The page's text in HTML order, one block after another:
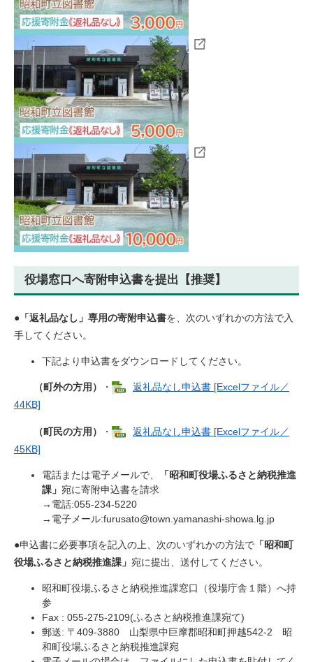
役場窓口へ寄附申込書を提出【推奨】
● 「返礼品なし」専用の寄附申込書を、次のいずれかの方法で入
手してください。
下記より申込書をダウンロードしてください。
（町外の方用） ・
返礼品なし申込書 [Excelファイル／
44KB]
（町民の方用） ・
返礼品なし申込書 [Excelファイル／
45KB]
電話または電子メールで、
「昭和町役場ふるさと納税推進
課」 宛に寄附申込書を請求
→電話:055-234-5220
→電子メール:furusato@town.yamanashi-showa.lg.jp
●申込書に必要事項を記入の上、次のいずれかの方法で 「昭和町
役場ふるさと納税推進課」 宛に提出、送付してください。
昭和町役場ふるさと納税推進課窓口（役場庁舎１階）へ持
参
Fax : 055-275-2109(ふるさと納税推進課宛て)
郵送: 〒409-3880 山梨県中巨摩郡昭和町押越542-2 昭
和町役場ふるさと納税推進課宛